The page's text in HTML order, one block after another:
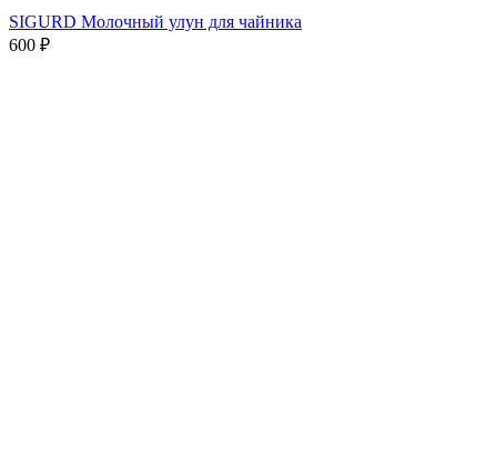
SIGURD Молочный улун для чайника
600 ₽